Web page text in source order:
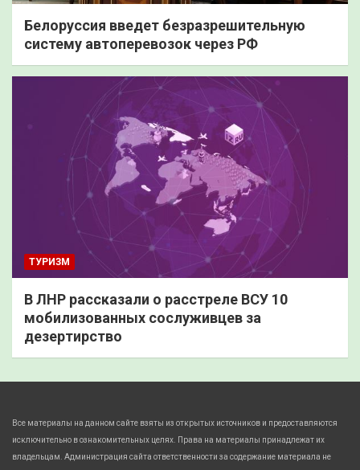
Белоруссия введет безразрешительную
систему автоперевозок через РФ
ТУРИЗМ
В ЛНР рассказали о расстреле ВСУ 10
мобилизованных сослуживцев за
дезертирство
Все материалы на данном сайте взяты из открытых источников и предоставляются
исключительно в ознакомительных целях. Права на материалы принадлежат их
владельцам. Администрация сайта ответственности за содержание материала не